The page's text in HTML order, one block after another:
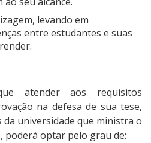
levando em
entre estudantes e suas
atender aos requisitos
na defesa de sua tese,
da universidade que ministra o
poderá optar pelo grau de: